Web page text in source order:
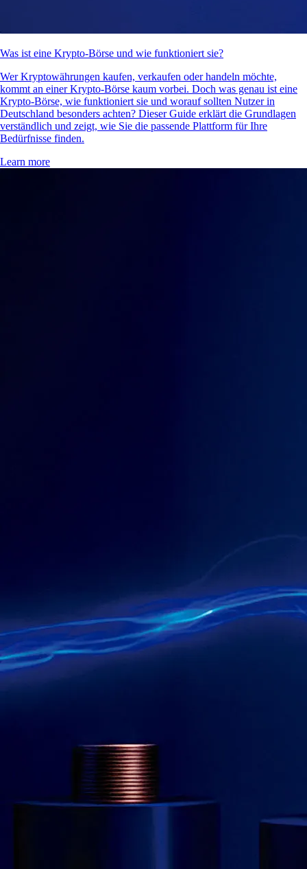
Was ist eine Krypto-Börse und wie funktioniert sie?
Wer Kryptowährungen kaufen, verkaufen oder handeln möchte,
kommt an einer Krypto-Börse kaum vorbei. Doch was genau ist eine
Krypto-Börse, wie funktioniert sie und worauf sollten Nutzer in
Deutschland besonders achten? Dieser Guide erklärt die Grundlagen
verständlich und zeigt, wie Sie die passende Plattform für Ihre
Bedürfnisse finden.
Learn more